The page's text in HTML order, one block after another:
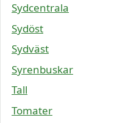
Sydcentrala
Sydöst
Sydväst
Syrenbuskar
Tall
Tomater